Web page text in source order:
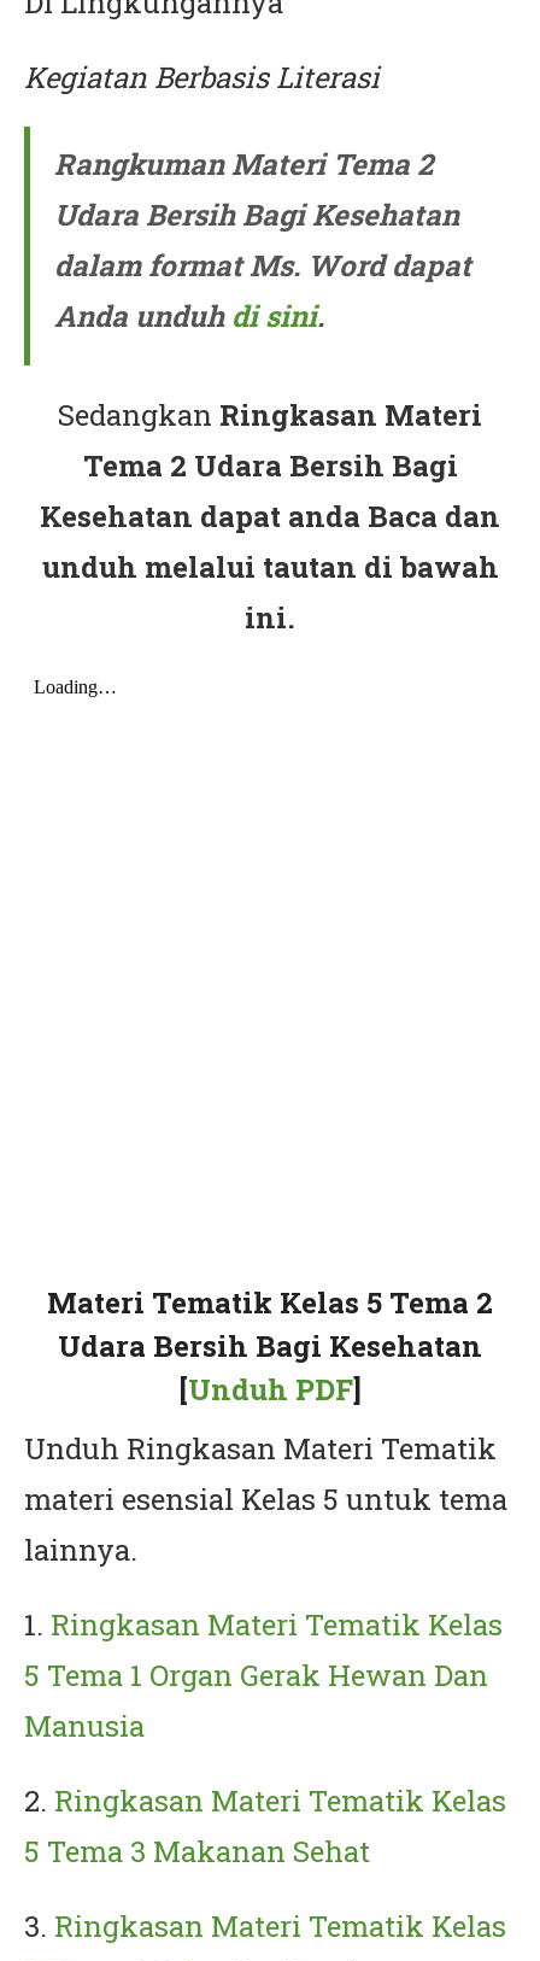
Kegiatan Berbasis Literasi
Rangkuman Materi Tema 2
Udara Bersih Bagi Kesehatan
dalam format Ms. Word dapat
Anda unduh di sini.
Sedangkan Ringkasan Materi
Tema 2 Udara Bersih Bagi
Kesehatan dapat anda Baca dan
unduh melalui tautan di bawah
ini.
Materi Tematik Kelas 5 Tema 2
Udara Bersih Bagi Kesehatan
[Unduh PDF]
Unduh Ringkasan Materi Tematik
materi esensial Kelas 5 untuk tema
lainnya.
1. Ringkasan Materi Tematik Kelas
5 Tema 1 Organ Gerak Hewan Dan
Manusia
2. Ringkasan Materi Tematik Kelas
5 Tema 3 Makanan Sehat
3. Ringkasan Materi Tematik Kelas